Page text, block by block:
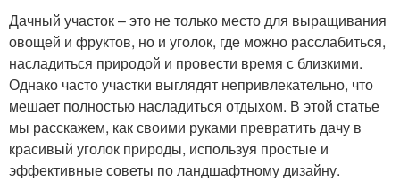
Дачный участок – это не только место для выращивания
овощей и фруктов, но и уголок, где можно расслабиться,
насладиться природой и провести время с близкими.
Однако часто участки выглядят непривлекательно, что
мешает полностью насладиться отдыхом. В этой статье
мы расскажем, как своими руками превратить дачу в
красивый уголок природы, используя простые и
эффективные советы по ландшафтному дизайну.